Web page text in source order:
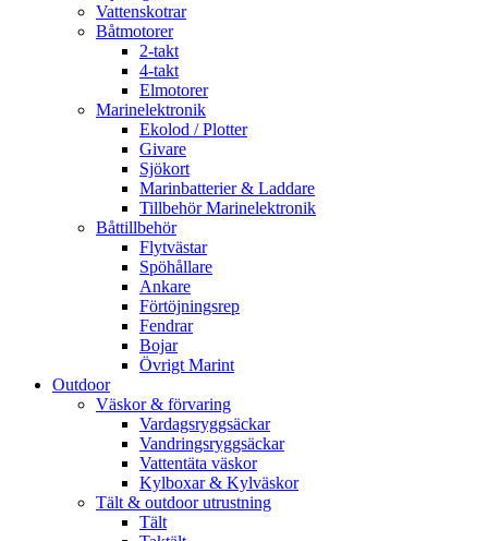
Vattenskotrar
Båtmotorer
2-takt
4-takt
Elmotorer
Marinelektronik
Ekolod / Plotter
Givare
Sjökort
Marinbatterier & Laddare
Tillbehör Marinelektronik
Båttillbehör
Flytvästar
Spöhållare
Ankare
Förtöjningsrep
Fendrar
Bojar
Övrigt Marint
Outdoor
Väskor & förvaring
Vardagsryggsäckar
Vandringsryggsäckar
Vattentäta väskor
Kylboxar & Kylväskor
Tält & outdoor utrustning
Tält